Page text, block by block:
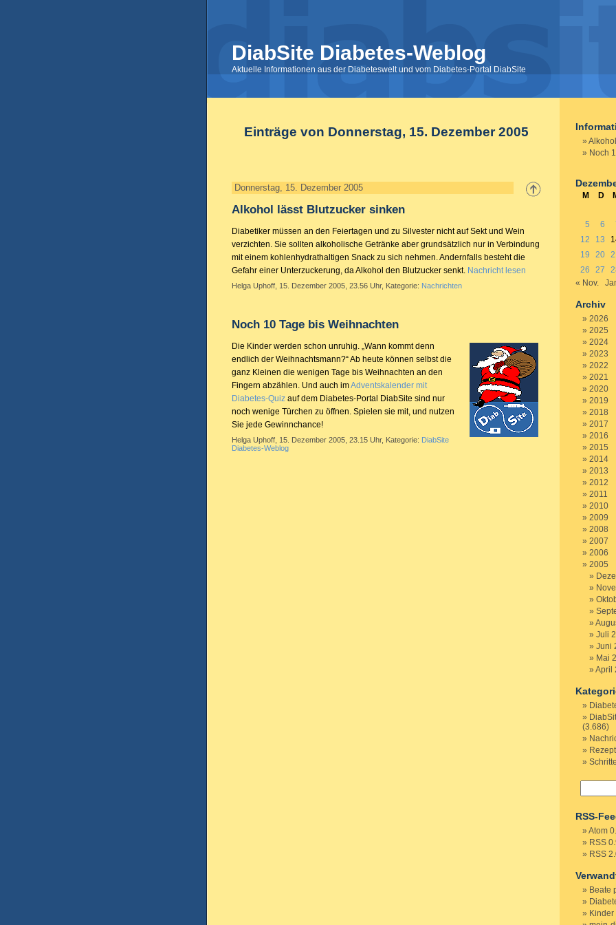
DiabSite Diabetes-Weblog
Aktuelle Informationen aus der Diabeteswelt und vom Diabetes-Portal DiabSite
Einträge von Donnerstag, 15. Dezember 2005
Donnerstag, 15. Dezember 2005
Alkohol lässt Blutzucker sinken
Diabetiker müssen an den Feiertagen und zu Silvester nicht auf Sekt und Wein
verzichten. Sie sollten alkoholische Getränke aber grundsätzlich nur in Verbindung
mit einem kohlenhydrathaltigen Snack zu sich nehmen. Andernfalls besteht die
Gefahr einer Unterzuckerung, da Alkohol den Blutzucker senkt. Nachricht lesen
Helga Uphoff, 15. Dezember 2005, 23.56 Uhr, Kategorie: Nachrichten
Noch 10 Tage bis Weihnachten
Die Kinder werden schon unruhig. „Wann kommt denn
endlich der Weihnachtsmann?“ Ab heute können selbst die
ganz Kleinen die wenigen Tage bis Weihnachten an den
Fingern abzählen. Und auch imAdventskalender mit
Diabetes-Quiz auf dem Diabetes-Portal DiabSite sind nur
noch wenige Türchen zu öffnen. Spielen sie mit, und nutzen
Sie jede Gewinnchance!
Helga Uphoff, 15. Dezember 2005, 23.15 Uhr, Kategorie: DiabSite
Diabetes-Weblog
Noch
M D
5
6
12
13
19
20
26
27
« Nov.
Archiv
2026
2025
2024
2023
2022
2021
2020
2019
2018
2017
2016
2015
2014
2013
2012
2011
2010
2009
2008
2007
2006
2005
Juli
Juni
Mai
April
(3.686)
RSS-
Atom
RSS
RSS
Beate